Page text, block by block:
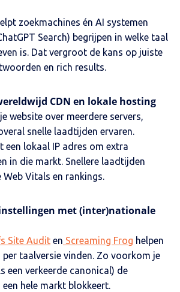
zoekmachines én AI systemen
Search) begrijpen in welke taal
is. Dat vergroot de kans op juiste
en rich results.
CDN en lokale hosting
website over meerdere servers,
snelle laadtijden ervaren.
een lokaal IP adres om extra
in die markt. Snellere laadtijden
Web Vitals en rankings.
met (inter)nationale
Site Audit en Screaming Frog helpen
taalversie vinden. Zo voorkom je
een verkeerde canonical) de
hele markt blokkeert.